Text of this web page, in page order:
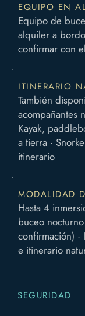
EQUIPO EN
Equipo de
alquiler a bordo
confirmar con
ITINERARIO
También
acompañantes
Kayak,
a tierra ·
itinerario
MODALIDAD
Hasta 4
buceo
confirmación)
e itinerario
SEGURIDAD